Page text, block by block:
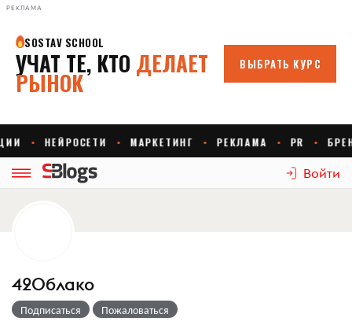
РЕКЛАМА
Войти
42Облако
Подписаться Пожаловаться